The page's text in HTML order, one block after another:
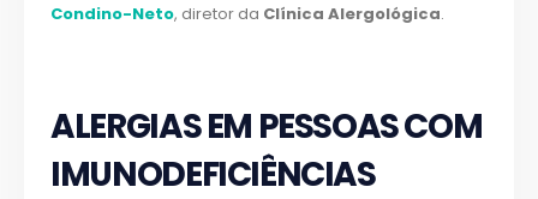
Condino-Neto, diretor da Clínica Alergológica.
ALERGIAS EM PESSOAS COM
IMUNODEFICIÊNCIAS